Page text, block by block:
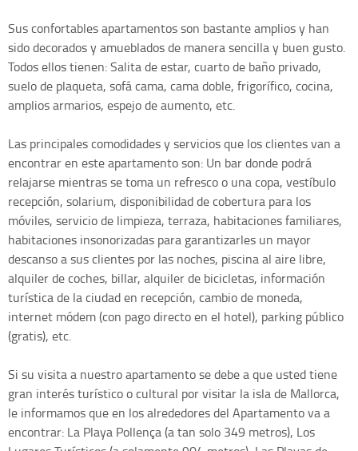
Sus confortables apartamentos son bastante amplios y han
sido decorados y amueblados de manera sencilla y buen gusto.
Todos ellos tienen: Salita de estar, cuarto de baño privado,
suelo de plaqueta, sofá cama, cama doble, frigorífico, cocina,
amplios armarios, espejo de aumento, etc.
Las principales comodidades y servicios que los clientes van a
encontrar en este apartamento son: Un bar donde podrá
relajarse mientras se toma un refresco o una copa, vestíbulo
recepción, solarium, disponibilidad de cobertura para los
móviles, servicio de limpieza, terraza, habitaciones familiares,
habitaciones insonorizadas para garantizarles un mayor
descanso a sus clientes por las noches, piscina al aire libre,
alquiler de coches, billar, alquiler de bicicletas, información
turística de la ciudad en recepción, cambio de moneda,
internet módem (con pago directo en el hotel), parking público
(gratis), etc.
Si su visita a nuestro apartamento se debe a que usted tiene
gran interés turístico o cultural por visitar la isla de Mallorca,
le informamos que en los alrededores del Apartamento va a
encontrar: La Playa Pollença (a tan solo 349 metros), Los